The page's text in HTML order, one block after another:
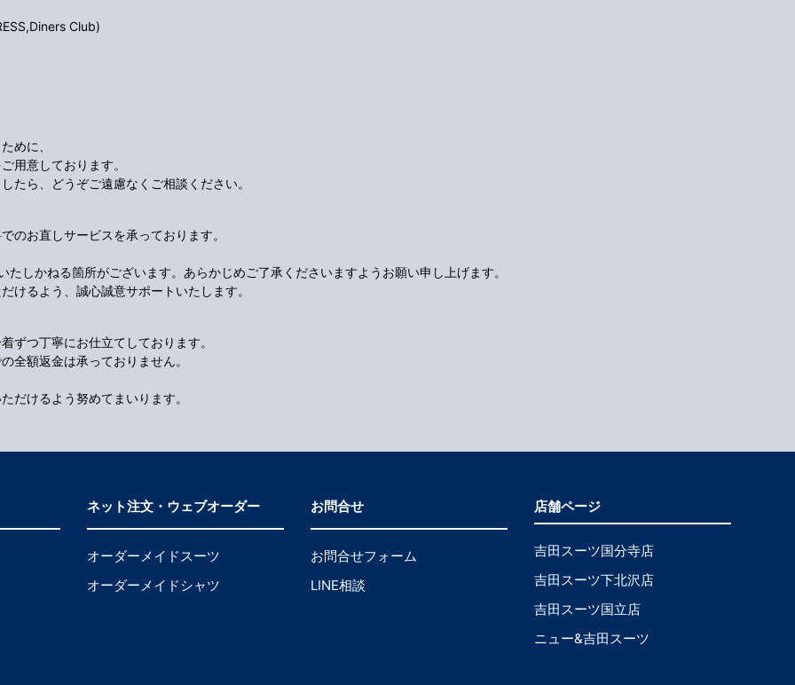
Club)
めに、
用意しております。
たら、どうぞご遠慮なくご相談ください。
のお直しサービスを承っております。
しかねる箇所がございます。あらかじめご了承くださいますようお願い申し上げます。
けるよう、誠心誠意サポートいたします。
ずつ丁寧にお仕立てしております。
全額返金は承っておりません。
だけるよう努めてまいります。
ネット注文・ウェブオーダー
オーダーメイドスーツ
オーダーメイドシャツ
お問合せ
お問合せフォーム
LINE相談
店舗ページ
吉田スーツ国分寺店
吉田スーツ下北沢店
吉田スーツ国立店
ニュー&吉田スーツ